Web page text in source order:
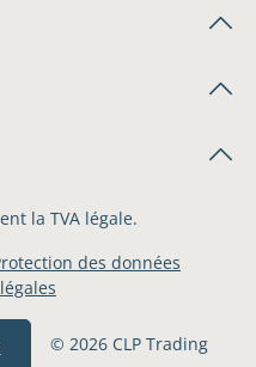
la TVA légale.
© 2026 CLP Trading
des données